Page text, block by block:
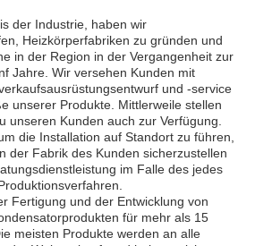
der Industrie, haben wir
Heizkörperfabriken zu gründen und
in der Region in der Vergangenheit zur
Jahre. Wir versehen Kunden mit
und -service
unserer Produkte. Mittlerweile stellen
unseren Kunden auch zur Verfügung.
die Installation auf Standort zu führen,
der Fabrik des Kunden sicherzustellen
im Falle des jedes
Fertigung und der Entwicklung von
für mehr als 15
meisten Produkte werden an alle